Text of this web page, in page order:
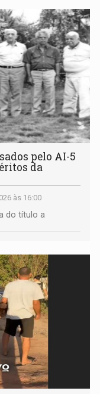
pelo AI-5
da
às 16:00
do título a